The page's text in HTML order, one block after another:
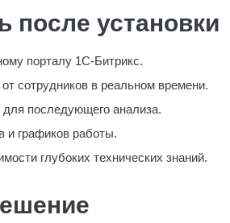
после установки
порталу 1С-Битрикс.
сотрудников в реальном времени.
последующего анализа.
и графиков работы.
глубоких технических знаний.